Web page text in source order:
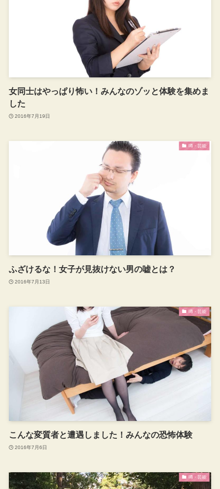
女同士はやっぱり怖い！みんなのゾッと体験を集めま
した
2016年7月19日
噂・芸能
ふざけるな！女子が見抜けない男の嘘とは？
2016年7月13日
噂・芸能
こんな変質者と遭遇しました！みんなの恐怖体験
2016年7月6日
噂・芸能